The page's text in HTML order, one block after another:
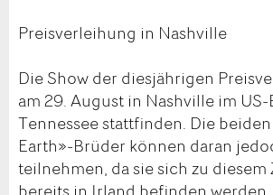
Preisverleihung in Nashville
Die Show der diesjährigen
am 29. August in Nashville im
Tennessee stattfinden. Die
Earth»-Brüder können daran
teilnehmen, da sie sich zu
bereits in Irland befinden